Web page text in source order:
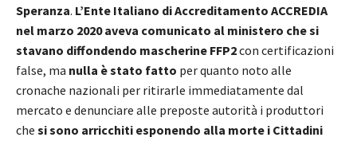
Speranza. L’Ente Italiano di Accreditamento ACCREDIA
nel marzo 2020 aveva comunicato al ministero che si
stavano diffondendo mascherine FFP2con certificazioni
false, ma nulla è stato fatto per quanto noto alle
cronache nazionali per ritirarle immediatamente dal
mercato e denunciare alle preposte autorità i produttori
che si sono arricchiti esponendo alla morte i Cittadini